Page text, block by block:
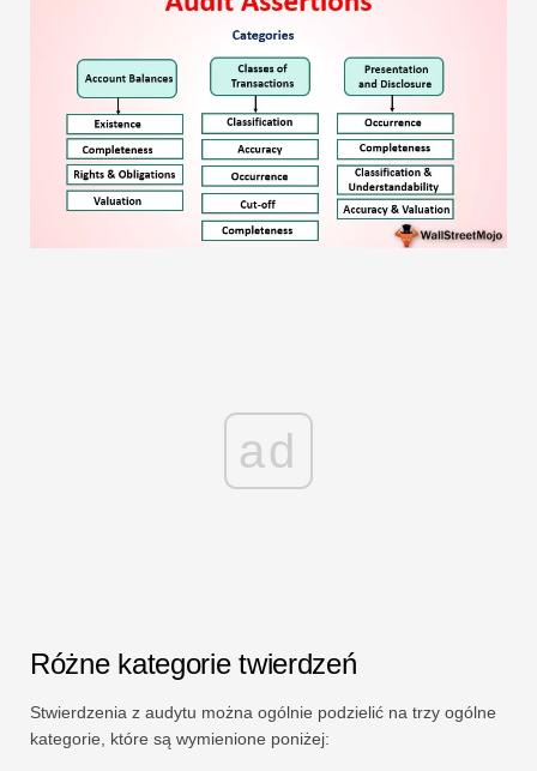
ad
Różne kategorie twierdzeń
Stwierdzenia z audytu można ogólnie podzielić na trzy ogólne
kategorie, które są wymienione poniżej: